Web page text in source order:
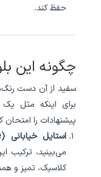
حفظ کند.
چگونه این
سفید از آن دست
برای اینکه مثل
پیشنهادات را امتحان
استایل خیابانی (Street Style):
می‌بینید، ترکیب
کلاسیک، تمیز و